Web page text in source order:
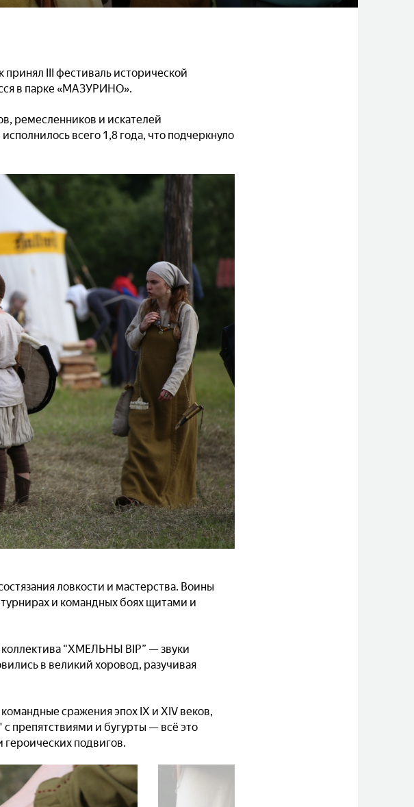
принял III фестиваль исторической
в парке «МАЗУРИНО».
ремесленников и искателей
всего 1,8 года, что подчеркнуло
ловкости и мастерства. Воины
и командных боях щитами и
коллектива “ХМЕЛЬНЫ ВIР” — звуки
в великий хоровод, разучивая
сражения эпох IX и XIV веков,
препятствиями и бугурты — всё это
подвигов.